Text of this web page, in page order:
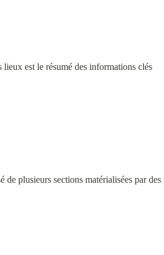
lieux est le résumé des informations clés
de plusieurs sections matérialisées par des